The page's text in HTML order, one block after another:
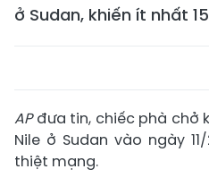
ở Sudan, khiến ít nhất
APđưa tin, chiếc phà chở
Nile ở Sudan vào ngày
thiệt mạng.